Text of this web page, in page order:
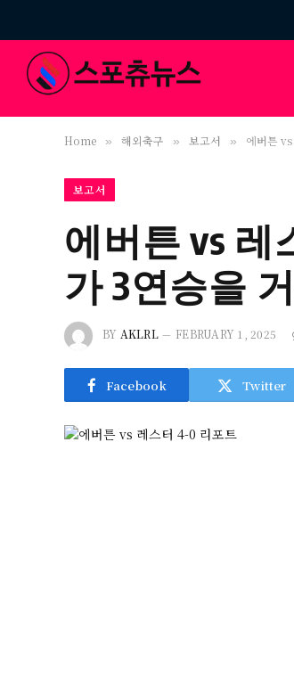
Home » 해외축구 » 보고서 » 에버튼
보고서
에버튼 vs 레
가 3연승을
BY AKLRL FEBRUARY 1, 2025
Facebook Twitter